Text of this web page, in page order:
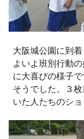
大阪城公園に到
よいよ班別行動
に大喜びの様子
そうでした。３
いた人たちのショ